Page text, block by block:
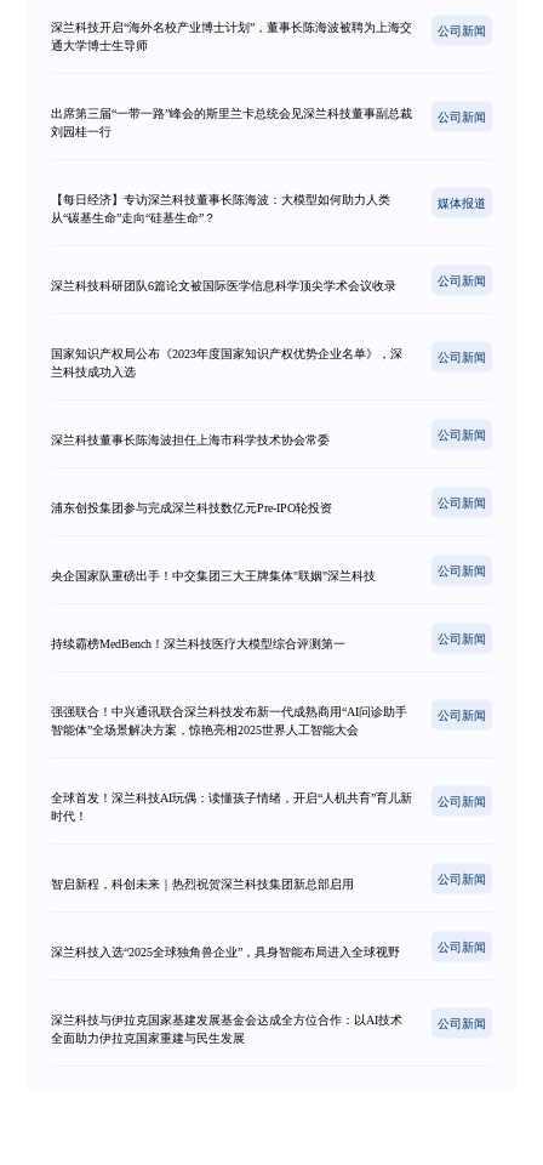
深兰科技开启“海外名校产业博士计划”，董事长陈海波被聘为上海交
通大学博士生导师
公司新闻
出席第三届“一带一路”峰会的斯里兰卡总统会见深兰科技董事副总裁
刘园桂一行
公司新闻
【每日经济】专访深兰科技董事长陈海波：大模型如何助力人类
从“碳基生命”走向“硅基生命”？
媒体报道
深兰科技科研团队6篇论文被国际医学信息科学顶尖学术会议收录 公司新闻
国家知识产权局公布《2023年度国家知识产权优势企业名单》，深
兰科技成功入选
公司新闻
深兰科技董事长陈海波担任上海市科学技术协会常委 公司新闻
浦东创投集团参与完成深兰科技数亿元Pre-IPO轮投资 公司新闻
央企国家队重磅出手！中交集团三大王牌集体"联姻"深兰科技 公司新闻
持续霸榜MedBench！深兰科技医疗大模型综合评测第一 公司新闻
强强联合！中兴通讯联合深兰科技发布新一代成熟商用“AI问诊助手
智能体”全场景解决方案，惊艳亮相2025世界人工智能大会
公司新闻
全球首发！深兰科技AI玩偶：读懂孩子情绪，开启“人机共育”育儿新
时代！
公司新闻
智启新程，科创未来｜热烈祝贺深兰科技集团新总部启用 公司新闻
深兰科技入选“2025全球独角兽企业”，具身智能布局进入全球视野 公司新闻
深兰科技与伊拉克国家基建发展基金会达成全方位合作：以AI技术
全面助力伊拉克国家重建与民生发展
公司新闻